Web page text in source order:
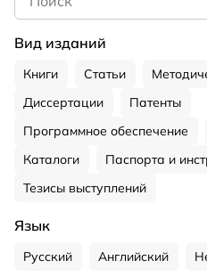
Вид изданий
Книги Статьи
Диссертации
Патенты
Программное обеспечение
Каталоги
Паспорта и
Тезисы выступлений
Язык
Русский Английский